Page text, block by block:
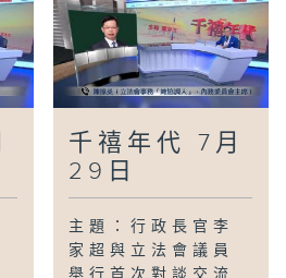
千禧年代 7月
29日
主題：行政長官李
家超與立法會議員